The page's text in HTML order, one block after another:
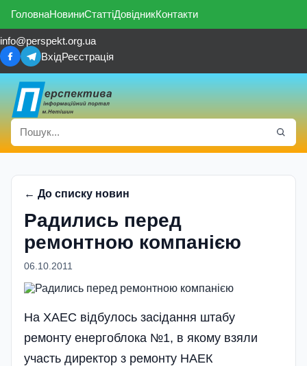
ГоловнаНовиниСтаттіДовідникКонтакти
info@perspekt.org.ua
ВхідРеєстрація
← До списку новин
Радились перед
ремонтною компанією
06.10.2011
На ХАЕС відбулось засідання штабу
ремонту енергоблока №1, в якому взяли
участь директор з ремонту НАЕК